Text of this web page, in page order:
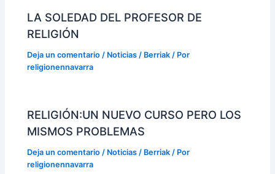
LA SOLEDAD DEL PROFESOR DE
RELIGIÓN
Deja un comentario / Noticias / Berriak / Por
religionennavarra
RELIGIÓN:UN NUEVO CURSO PERO LOS
MISMOS PROBLEMAS
Deja un comentario / Noticias / Berriak / Por
religionennavarra